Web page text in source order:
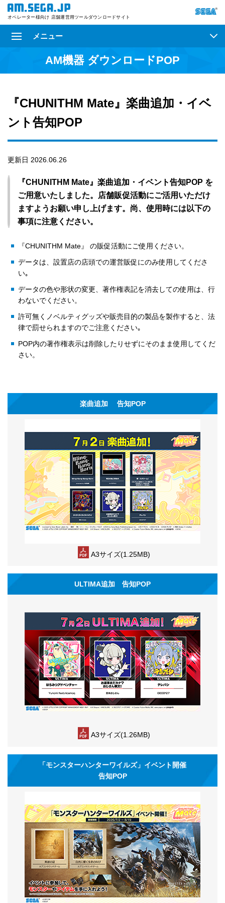
オペレーター様向け 店舗運営用ツールダウンロードサイト
メニュー
AM機器 ダウンロードPOP
『CHUNITHM Mate』楽曲追加・イベ
ント告知POP
更新日 2026.06.26
『CHUNITHM Mate』楽曲追加・イベント告知POP を
ご用意いたしました。店舗販促活動にご活用いただけ
ますようお願い申し上げます。尚、使用時には以下の
事項に注意ください。
『CHUNITHM Mate』 の販促活動にご使用ください。
データは、設置店の店頭での運営販促にのみ使用してくださ
い｡
データの色や形状の変更、著作権表記を消去しての使用は、行
わないでください。
許可無くノベルティグッズや販売目的の製品を製作すると、法
律で罰せられますのでご注意ください｡
POP内の著作権表示は削除したりせずにそのまま使用してくだ
さい。
楽曲追加 告知POP
A3サイズ(1.25MB)
ULTIMA追加 告知POP
A3サイズ(1.26MB)
「モンスターハンターワイルズ」イベント開催
告知POP